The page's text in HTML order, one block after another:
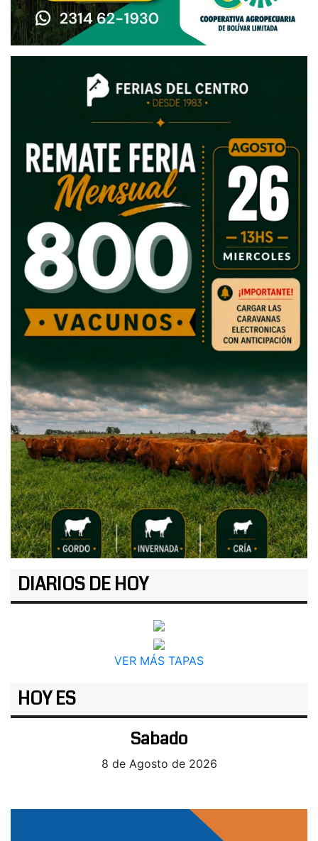
DIARIOS DE HOY
VER MÁS TAPAS
HOY ES
Sabado
8 de Agosto de 2026